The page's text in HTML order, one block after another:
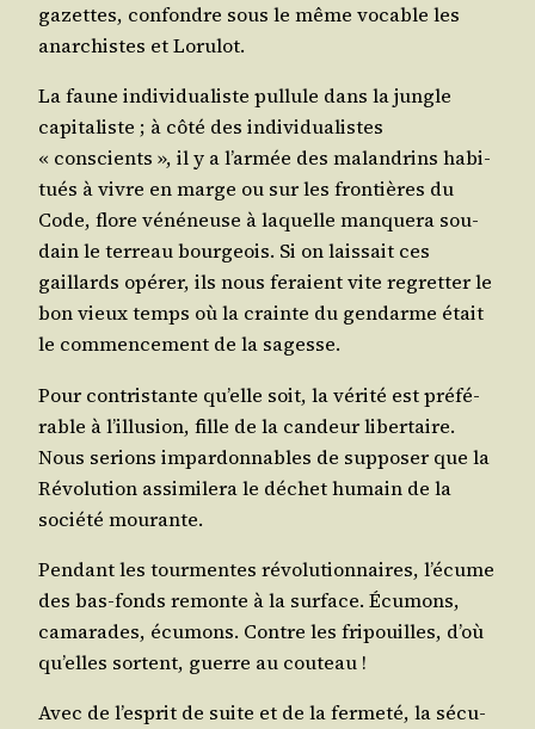
gazettes, confondre sous le même vocable les
anar­chistes et Lorulot.
La faune indi­vi­dua­liste pul­lule dans la jungle
capi­ta­liste ; à côté des indi­vi­dua­listes
« conscients », il y a l’armée des malan­drins habi­
tués à vivre en marge ou sur les fron­tières du
Code, flore véné­neuse à laquelle man­que­ra sou­
dain le ter­reau bour­geois. Si on lais­sait ces
gaillards opé­rer, ils nous feraient vite regret­ter le
bon vieux temps où la crainte du gen­darme était
le com­men­ce­ment de la sagesse.
Pour contris­tante qu’elle soit, la véri­té est pré­fé­
rable à l’illusion, fille de la can­deur liber­taire.
Nous serions impar­don­nables de sup­po­ser que la
Révo­lu­tion assi­mi­le­ra le déchet humain de la
socié­té mourante.
Pen­dant les tour­mentes révo­lu­tion­naires, l’écume
des bas-fonds remonte à la sur­face. Écu­mons,
cama­rades, écu­mons. Contre les fri­pouilles, d’où
qu’elles sortent, guerre au couteau !
Avec de l’esprit de suite et de la fer­me­té, la sécu­